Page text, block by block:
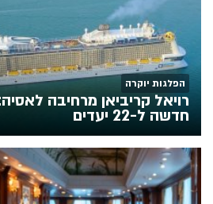
הפלגות יוקרה
רויאל קריביאן מרחיבה
חדשה ל-22 יעדים